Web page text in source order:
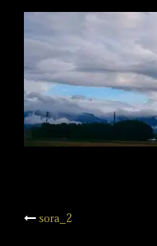
投sora_2